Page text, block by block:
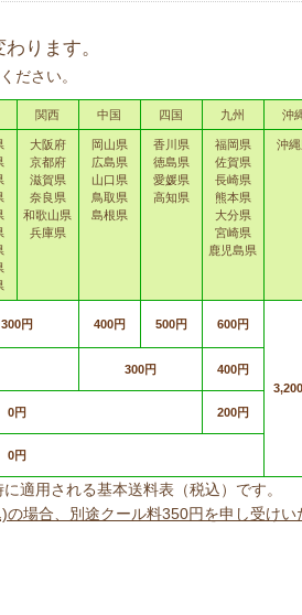
ります。
ださい。
関西 中国 四国 九州 沖
大阪府
京都府
滋賀県
奈良県
和歌山県
兵庫県
岡山県
広島県
山口県
鳥取県
島根県
香川県
徳島県
愛媛県
高知県
福岡県
佐賀県
長崎県
熊本県
大分県
宮崎県
鹿児島県
沖
300円 400円 500円 600円
300円 400円
0円 200円
0円
適用される基本送料表（税込）です。
場合、別途クール料350円を申し受けい